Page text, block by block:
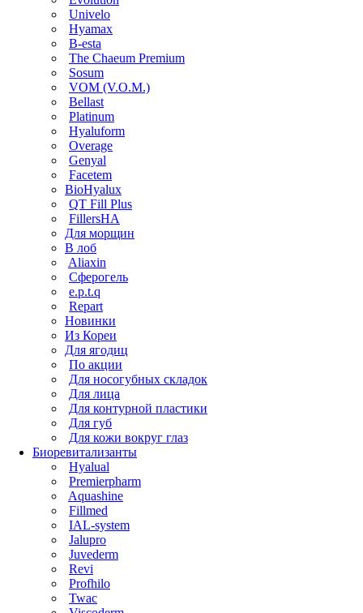
Univelo
Hyamax
B-esta
The Chaeum Premium
Sosum
VOM (V.O.M.)
Bellast
Platinum
Hyaluform
Overage
Genyal
Facetem
BioHyalux
QT Fill Plus
FillersHA
Для морщин
В лоб
Aliaxin
Сферогель
e.p.t.q
Repart
Новинки
Из Кореи
Для ягодиц
По акции
Для носогубных складок
Для лица
Для контурной пластики
Для губ
Для кожи вокруг глаз
Биоревитализанты
Hyalual
Premierpharm
Aquashine
Fillmed
IAL-system
Jalupro
Juvederm
Revi
Profhilo
Twac